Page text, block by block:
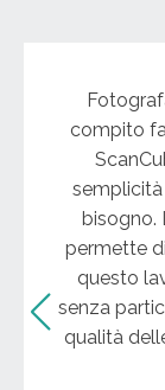
compito
bisogno.
permette
questo
senza
qualità